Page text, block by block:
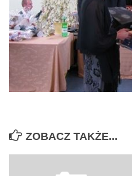
ZOBACZ TAKŻE...